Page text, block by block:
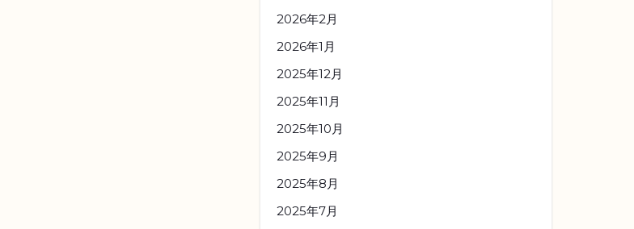
2026年2月
2026年1月
2025年12月
2025年11月
2025年10月
2025年9月
2025年8月
2025年7月